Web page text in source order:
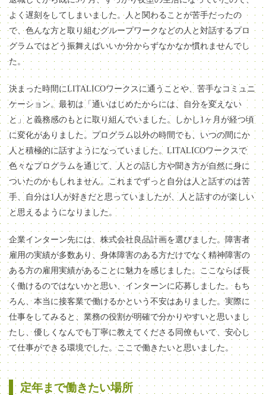
よく遅刻をしてしまいました。人と関わることが苦手だったの
で、色んな方と取り組むグループワークなどの人と対話するプロ
グラムではどう振舞えばいいか分からずなかなか慣れませんでし
た。
決まった時間にLITALICOワークスに通うことや、苦手なコミュニ
ケーション。最初は「通いはじめたからには、自分を変えない
と」と義務感のもとに取り組んでいました。しかし1ヶ月が経つ頃
に変化がありました。プログラム以外の時間でも、いつの間にか
人と積極的に話すようになっていました。LITALICOワークスで
色々なプログラムを通じて、人との話し方や聞き方が自然に身に
ついたのかもしれません。これまでずっと自分は人と話すのは苦
手、自分は1人が好きだと思っていましたが、人と話すのが楽しい
と思えるようになりました。
企業インターン先には、株式会社良品計画を選びました。障害者
雇用の実績が多数あり、身体障害のある方だけでなく精神障害の
ある方の雇用実績があることに魅力を感じました。ここならば長
く働けるのではないかと思い、インターンに応募しました。もち
ろん、本当に接客業で働けるかという不安はありました。実際に
仕事をしてみると、業務の役割が明確で分かりやすいと思いまし
たし、優しくなんでも丁寧に教えてくださる同僚もいて、安心し
て仕事ができる環境でした。ここで働きたいと思いました。
定年まで働きたい場所